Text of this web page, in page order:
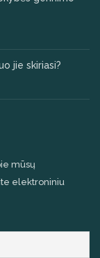
jie skiriasi?
mūsų
elektroniniu